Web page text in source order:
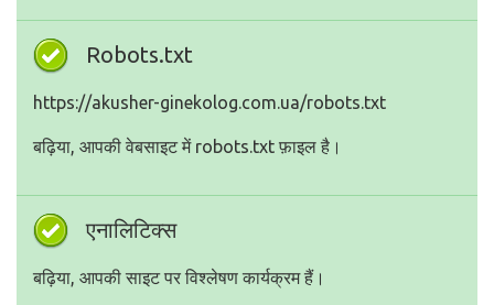
Robots.txt
https://akusher-ginekolog.com.ua/robots.txt
बढ़िया, आपकी वेबसाइट में robots.txt फ़ाइल है।
एनालिटिक्स
बढ़िया, आपकी साइट पर विश्लेषण कार्यक्रम हैं।